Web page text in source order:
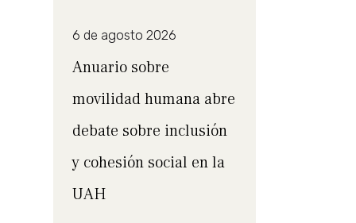
6 de agosto 2026
Anuario sobre
movilidad humana abre
debate sobre inclusión
y cohesión social en la
UAH